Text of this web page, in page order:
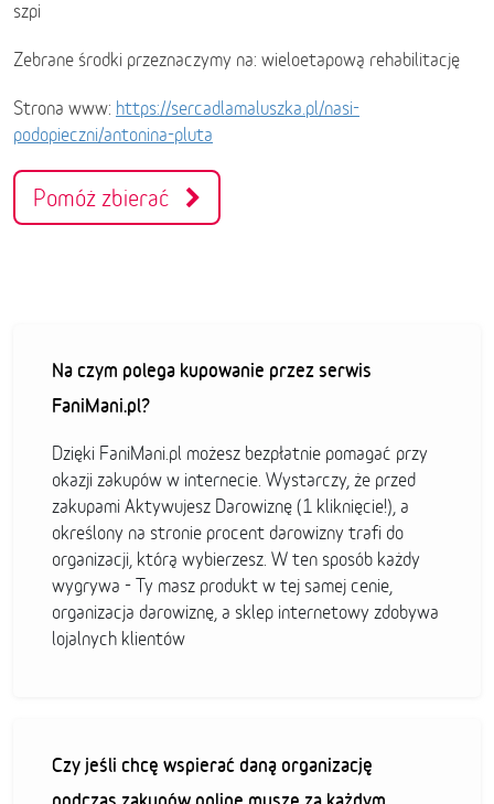
szpi
Zebrane środki przeznaczymy na: wieloetapową rehabilitację
Strona www: https://sercadlamaluszka.pl/nasi-
podopieczni/antonina-pluta
Pomóż zbierać
Na czym polega kupowanie przez serwis
FaniMani.pl?
Dzięki FaniMani.pl możesz bezpłatnie pomagać przy
okazji zakupów w internecie. Wystarczy, że przed
zakupami Aktywujesz Darowiznę (1 kliknięcie!), a
określony na stronie procent darowizny trafi do
organizacji, którą wybierzesz. W ten sposób każdy
wygrywa - Ty masz produkt w tej samej cenie,
organizacja darowiznę, a sklep internetowy zdobywa
lojalnych klientów
Czy jeśli chcę wspierać daną organizację
podczas zakupów online muszę za każdym